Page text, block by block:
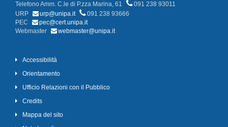
Telefono Amm. C.le di P.zza Marina, 61
091 238 93011
URP
urp@unipa.it
091 238 93666
PEC
pec@cert.unipa.it
Webmaster
webmaster@unipa.it
Accessibilità
Orientamento
Ufficio Relazioni con il Pubblico
Credits
Mappa del sito